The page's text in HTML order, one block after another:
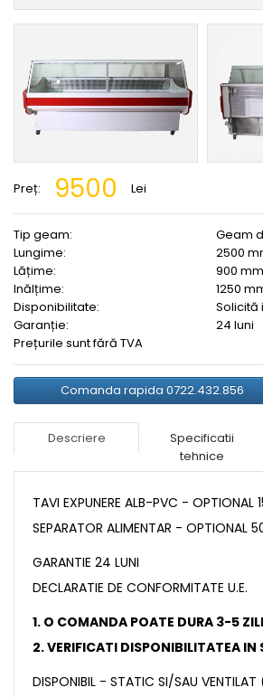
Preț: 9500 Lei
Tip geam:
Geam
Lungime:
2500
Lățime:
900 mm
Inălțime:
1250
Disponibilitate:
Solicită
Garanție:
24 luni
Prețurile sunt fără TVA
Comanda rapida 0722.432.856
Descriere
Specificatii
tehnice
TAVI EXPUNERE ALB-PVC - OPTIONAL
SEPARATOR ALIMENTAR - OPTIONAL
GARANTIE 24 LUNI
DECLARATIE DE CONFORMITATE U.E.
1. O COMANDA POATE DURA 3-5
2. VERIFICATI DISPONIBILITATEA IN
DISPONIBIL - STATIC SI/SAU VENTILAT